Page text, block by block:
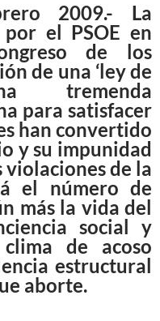
2009.- La
el PSOE en
de los
de una ‘ley de
tremenda
para satisfacer
han convertido
y su impunidad
de la
el número de
más la vida del
social y
de acoso
estructural
aborte.